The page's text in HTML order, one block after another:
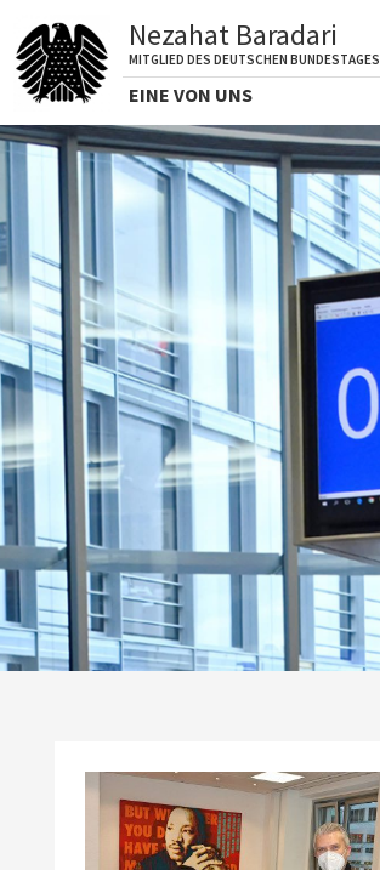
Nezahat Baradari
MITGLIED DES DEUTSCHEN BUNDESTAGES
EINE VON UNS